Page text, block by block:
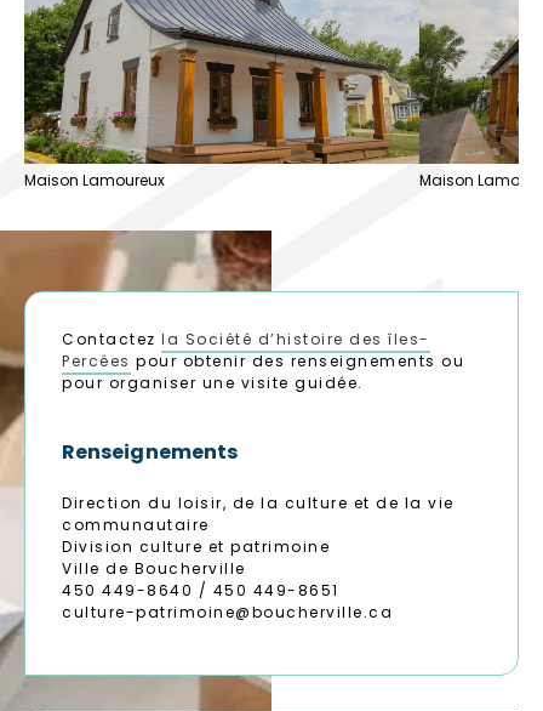
Maison Lamoureux Maison
Contactez la Société d’histoire des îles-
Percées pour obtenir des renseignements ou
pour organiser une visite guidée.
Renseignements
Direction du loisir, de la culture et de la vie
communautaire
Division culture et patrimoine
Ville de Boucherville
450 449-8640 / 450 449-8651
culture-patrimoine@boucherville.ca